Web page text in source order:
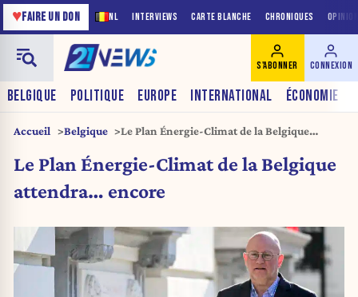
NL INTERVIEWS CARTE BLANCHE CHRONIQUES
♥FAIRE UN DON
BELGIQUE POLITIQUE EUROPE INTERNATIONAL ÉCONOMIE
S'ABONNER CONNEXION
Accueil Belgique
Le Plan Énergie-Climat de la Belgique
Le Plan Énergie-Climat de la Belgique
attendra… encore